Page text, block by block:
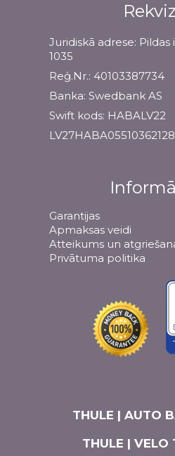
Juridiskā adrese: Pildas
1035
Reģ.Nr.: 40103387734
Banka: Swedbank AS
Swift kods: HABALV22
Garantijas
Apmaksas veidi
Atteikums un
Privātuma politika
THULE | AUTO
THULE | VELO